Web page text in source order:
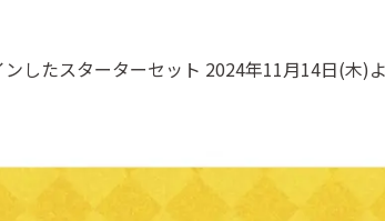
したスターターセット 2024年11月14日(木)